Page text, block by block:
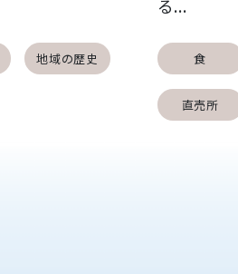
地域の歴史
る...
食
直売所